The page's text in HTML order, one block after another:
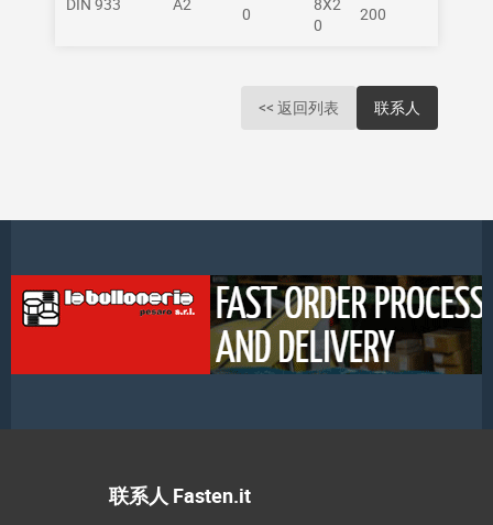
0
0
200
<< 返回列表 联系人
联系人 Fasten.it